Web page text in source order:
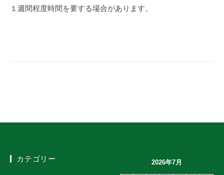
１週間程度時間を要する場合があります。
カテゴリー 2026年7月